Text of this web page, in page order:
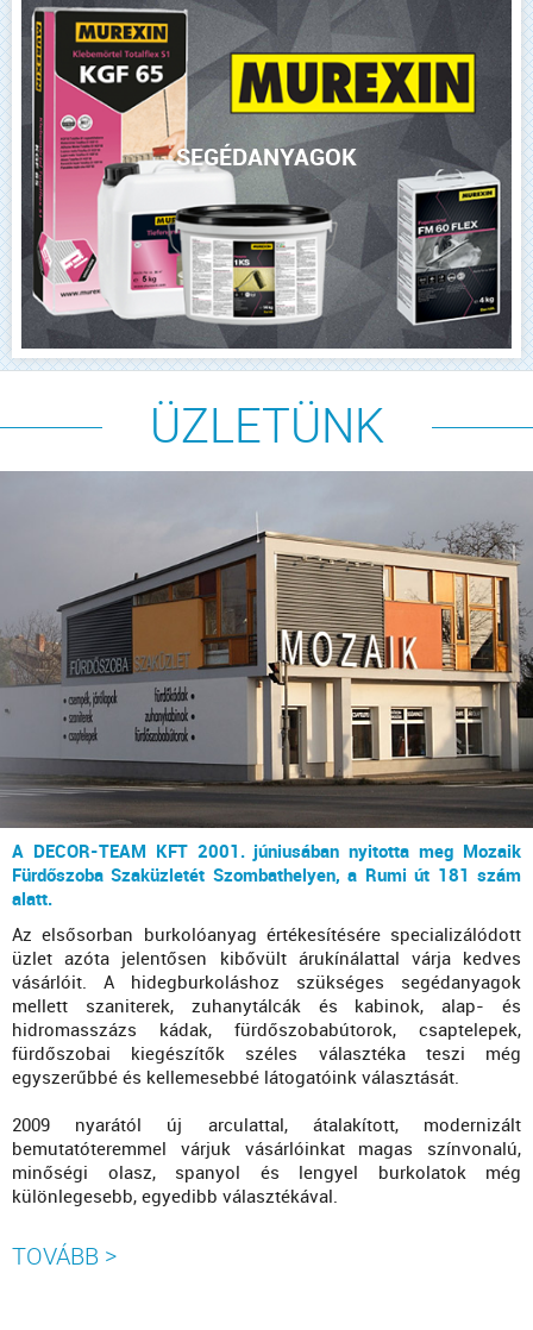
SEGÉDANYAGOK
ÜZLETÜNK
A DECOR-TEAM KFT 2001. júniusában nyitotta meg Mozaik
Fürdőszoba Szaküzletét Szombathelyen, a Rumi út 181 szám
alatt.
Az elsősorban burkolóanyag értékesítésére specializálódott
üzlet azóta jelentősen kibővült árukínálattal várja kedves
vásárlóit. A hidegburkoláshoz szükséges segédanyagok
mellett szaniterek, zuhanytálcák és kabinok, alap- és
hidromasszázs kádak, fürdőszobabútorok, csaptelepek,
fürdőszobai kiegészítők széles választéka teszi még
egyszerűbbé és kellemesebbé látogatóink választását.
2009 nyarától új arculattal, átalakított, modernizált
bemutatóteremmel várjuk vásárlóinkat magas színvonalú,
minőségi olasz, spanyol és lengyel burkolatok még
különlegesebb, egyedibb választékával.
TOVÁBB >